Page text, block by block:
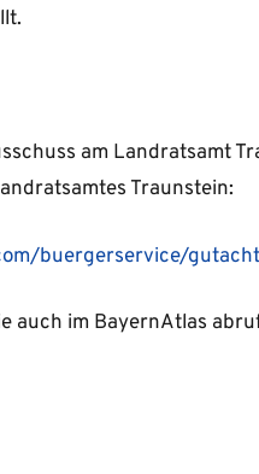
am Landratsamt
Traunstein:
buergerservice/
auch im BayernAtlas